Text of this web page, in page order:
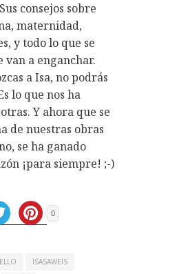
consejos sobre
maternidad,
y todo lo que se
a enganchar.
a Isa, no podrás
lo que nos ha
Y ahora que se
de nuestras obras
se ha ganado
¡para siempre! ;-)
0
ISASAWEIS